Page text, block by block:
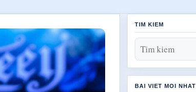
TIM KIEM
BAI VIET MOI NHAT